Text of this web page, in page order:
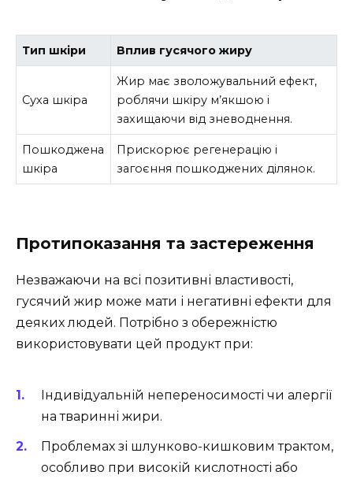
Тип шкіри Вплив гусячого жиру
Суха шкіра
Жир має зволожувальний ефект,
роблячи шкіру м’якшою і
захищаючи від зневоднення.
Пошкоджена
шкіра
Прискорює регенерацію і
загоєння пошкоджених ділянок.
Протипоказання та застереження
Незважаючи на всі позитивні властивості,
гусячий жир може мати і негативні ефекти для
деяких людей. Потрібно з обережністю
використовувати цей продукт при:
Індивідуальній непереносимості чи алергії
на тваринні жири.
Проблемах зі шлунково-кишковим трактом,
особливо при високій кислотності або